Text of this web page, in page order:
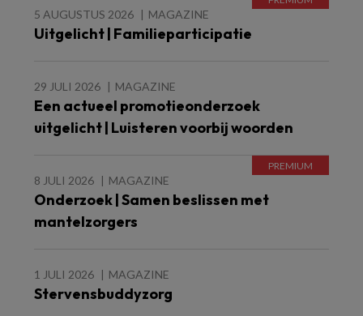
5 AUGUSTUS 2026 MAGAZINE
Uitgelicht | Familieparticipatie
29 JULI 2026 MAGAZINE
Een actueel promotieonderzoek
uitgelicht | Luisteren voorbij woorden
8 JULI 2026 MAGAZINE
Onderzoek | Samen beslissen met
mantelzorgers
1 JULI 2026 MAGAZINE
Stervensbuddyzorg